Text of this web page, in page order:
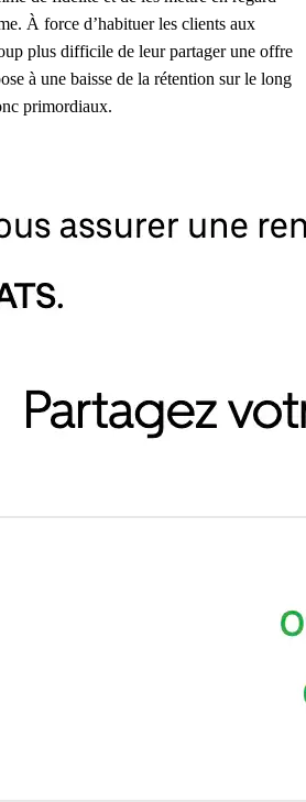
À force d’habituer les clients aux
plus difficile de leur partager une offre
à une baisse de la rétention sur le long
primordiaux.